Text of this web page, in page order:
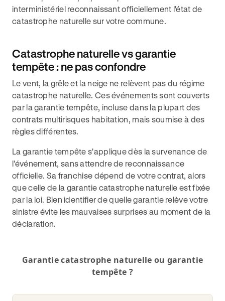
interministériel reconnaissant officiellement l'état de
catastrophe naturelle sur votre commune.
Catastrophe naturelle vs garantie
tempête : ne pas confondre
Le vent, la grêle et la neige ne relèvent pas du régime
catastrophe naturelle. Ces événements sont couverts
par la garantie tempête, incluse dans la plupart des
contrats multirisques habitation, mais soumise à des
règles différentes.
La garantie tempête s'applique dès la survenance de
l'événement, sans attendre de reconnaissance
officielle. Sa franchise dépend de votre contrat, alors
que celle de la garantie catastrophe naturelle est fixée
par la loi. Bien identifier de quelle garantie relève votre
sinistre évite les mauvaises surprises au moment de la
déclaration.
Garantie catastrophe naturelle ou garantie
tempête ?